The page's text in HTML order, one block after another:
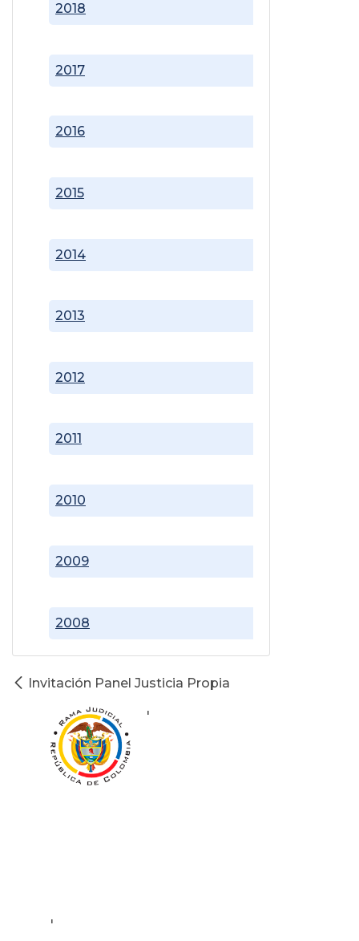
2008
2009
2010
2011
2012
2013
2014
2015
2016
2017
2018
Invitación Panel Justicia Propia
'
'